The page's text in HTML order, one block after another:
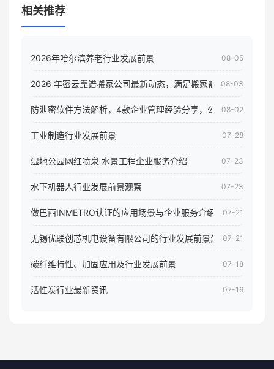
相关推荐
2026年哈尔滨养老行业发展前景 08-05
2026 年密云靠谱搬家公司最新动态，满足搬家需求！08-03
防泄密软件方法解析，4款企业管理经验分享，公司员工电脑核
08-02
工业制造行业发展前景 07-28
湿地公园网红喷泉 水景工程企业服务介绍 07-23
水下机器人行业发展前景观察 07-23
做巴西INMETRO认证的应用场景与企业服务介绍 07-21
无锡优联创芯机电设备有限公司的行业发展前景怎样07-21
碳纤维特性、加固应用及行业发展前景 07-18
活性炭行业最新资讯 07-16